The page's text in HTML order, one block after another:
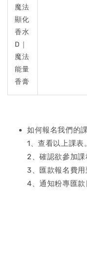
魔法
顯化
香水
D｜
魔法
能量
香膏
如何報名我們的
1、查看以上課表。
2、確認欲參加課
3、匯款報名費用
4、通知粉專匯款